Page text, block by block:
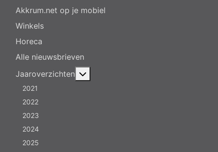
Akkrum.net op je mobiel
Winkels
Horeca
Alle nieuwsbrieven
Jaaroverzichten
2021
2022
2023
2024
2025